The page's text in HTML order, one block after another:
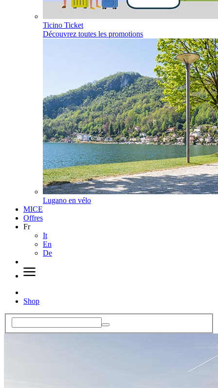
Ticino Ticket
Découvrez toutes les promotions
Lugano en vélo
MICE
Offres
Fr
It
En
De
Shop